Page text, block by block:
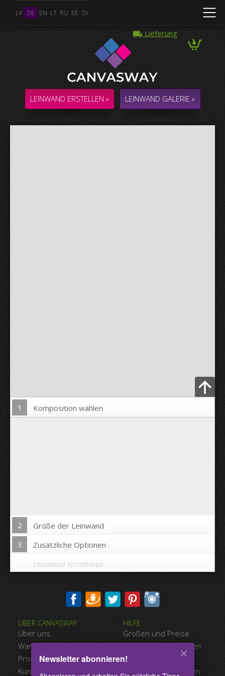
LV DE EN LT RU EE SV
Lieferung
LEINWAND ERSTELLEN » LEINWAND GALERIE »
Bild hochladen
1 Komposition wählen
2
Größe der Leinwand
3
Zusätzliche Optionen
Bild auf Leinwandkanten drucken:
Nein
Leinwand einrahmen
Mehrere Fotos
COLLAGE / KOMPOSITION aus mehreren Fotos
ÜBER CANVASWAY
Über uns
Warum Canvasway.com
Produktqualität
Kundenreferenzen
HILFE
Größen und Preise
Zahlungsmöglichkeiten
Versandart
Nutzungsbedingungen
Newsletter abonnieren!